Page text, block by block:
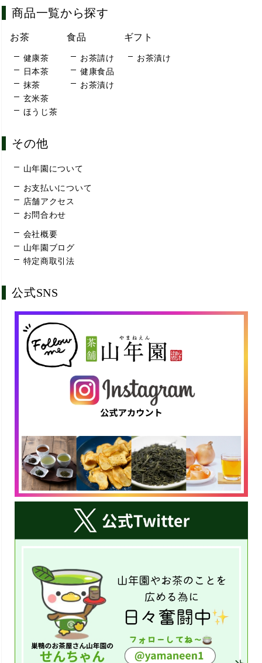
商品一覧から探す
お茶
健康茶
日本茶
抹茶
玄米茶
ほうじ茶
食品
お茶請け
健康食品
お茶漬け
ギフト
お茶漬け
その他
山年園について
お支払いについて
店舗アクセス
お問合わせ
会社概要
山年園ブログ
特定商取引法
公式SNS